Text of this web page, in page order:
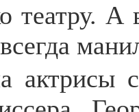
театру.
актрисы